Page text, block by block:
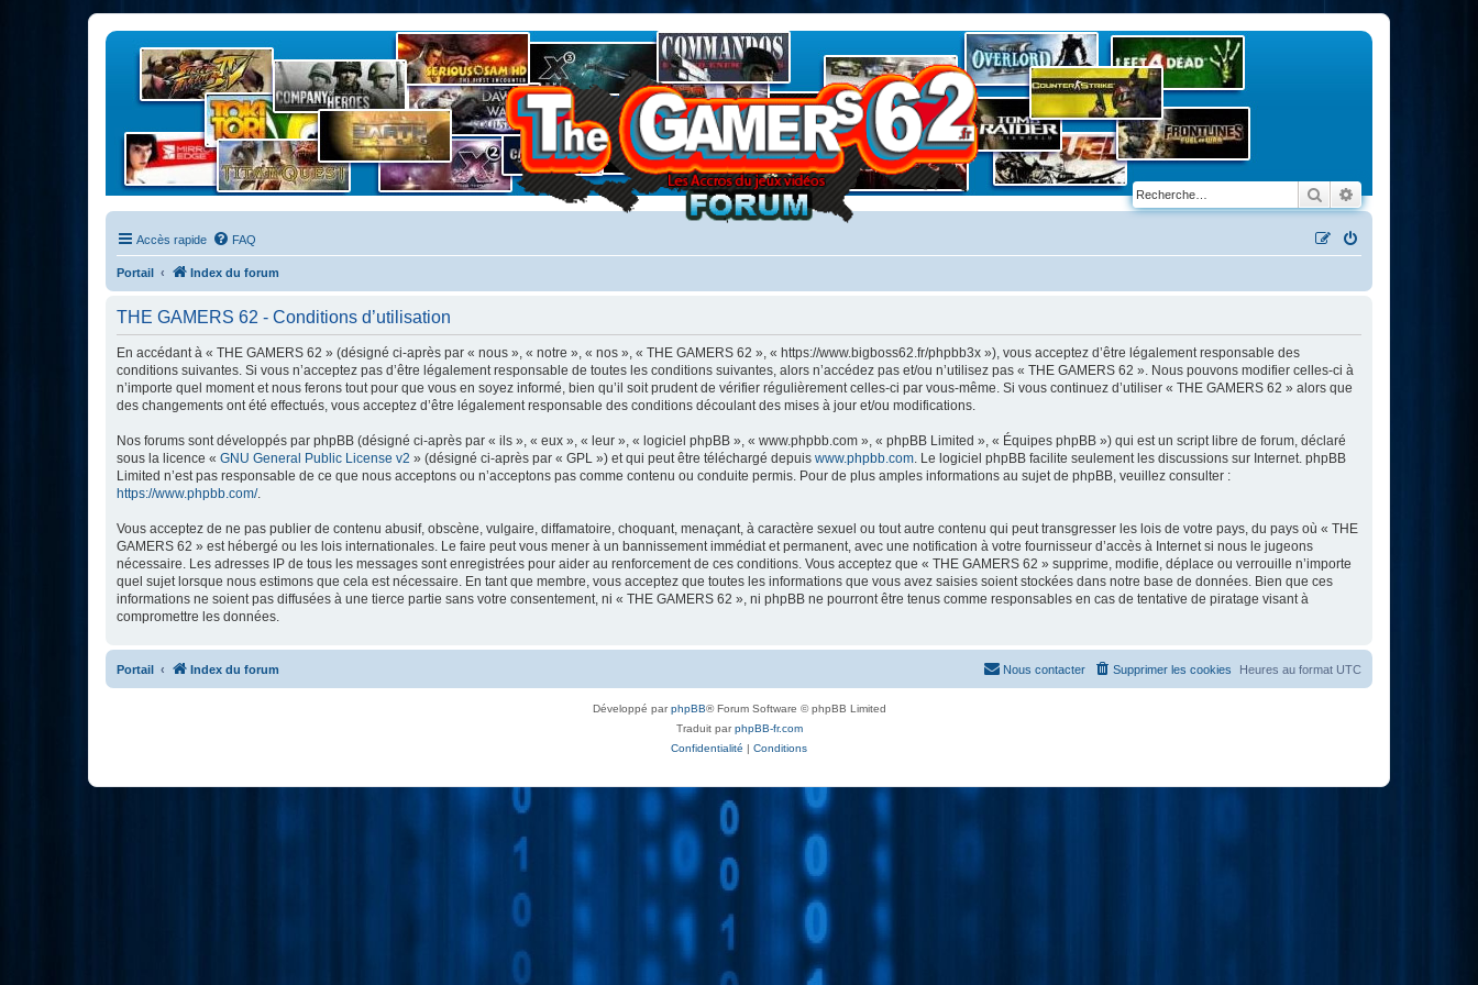
RechercherRecherche
Accès rapide FAQ
Portail Index du forum
THE GAMERS 62 - Conditions d’utilisation
En accédant à « THE GAMERS 62 » (désigné ci-après par « nous », « notre », « nos », « THE GAMERS 62 », « https://www.bigboss62.fr/phpbb3x »), vous acceptez d’être légalement responsable des
conditions suivantes. Si vous n’acceptez pas d’être légalement responsable de toutes les conditions suivantes, alors n’accédez pas et/ou n’utilisez pas « THE GAMERS 62 ». Nous pouvons modifier celles-ci à
n’importe quel moment et nous ferons tout pour que vous en soyez informé, bien qu’il soit prudent de vérifier régulièrement celles-ci par vous-même. Si vous continuez d’utiliser « THE GAMERS 62 » alors que
des changements ont été effectués, vous acceptez d’être légalement responsable des conditions découlant des mises à jour et/ou modifications.
Nos forums sont développés par phpBB (désigné ci-après par « ils », « eux », « leur », « logiciel phpBB », « www.phpbb.com », « phpBB Limited », « Équipes phpBB ») qui est un script libre de forum, déclaré
sous la licence « GNU General Public License v2 » (désigné ci-après par « GPL ») et qui peut être téléchargé depuis www.phpbb.com. Le logiciel phpBB facilite seulement les discussions sur Internet. phpBB
Limited n’est pas responsable de ce que nous acceptons ou n’acceptons pas comme contenu ou conduite permis. Pour de plus amples informations au sujet de phpBB, veuillez consulter :
https://www.phpbb.com/.
Vous acceptez de ne pas publier de contenu abusif, obscène, vulgaire, diffamatoire, choquant, menaçant, à caractère sexuel ou tout autre contenu qui peut transgresser les lois de votre pays, du pays où « THE
GAMERS 62 » est hébergé ou les lois internationales. Le faire peut vous mener à un bannissement immédiat et permanent, avec une notification à votre fournisseur d’accès à Internet si nous le jugeons
nécessaire. Les adresses IP de tous les messages sont enregistrées pour aider au renforcement de ces conditions. Vous acceptez que « THE GAMERS 62 » supprime, modifie, déplace ou verrouille n’importe
quel sujet lorsque nous estimons que cela est nécessaire. En tant que membre, vous acceptez que toutes les informations que vous avez saisies soient stockées dans notre base de données. Bien que ces
informations ne soient pas diffusées à une tierce partie sans votre consentement, ni « THE GAMERS 62 », ni phpBB ne pourront être tenus comme responsables en cas de tentative de piratage visant à
compromettre les données.
Portail Index du forum Heures au format UTC
Supprimer les cookies
Nous contacter
Développé parphpBB® Forum Software © phpBB Limited
Traduit parphpBB-fr.com
Confidentialité | Conditions